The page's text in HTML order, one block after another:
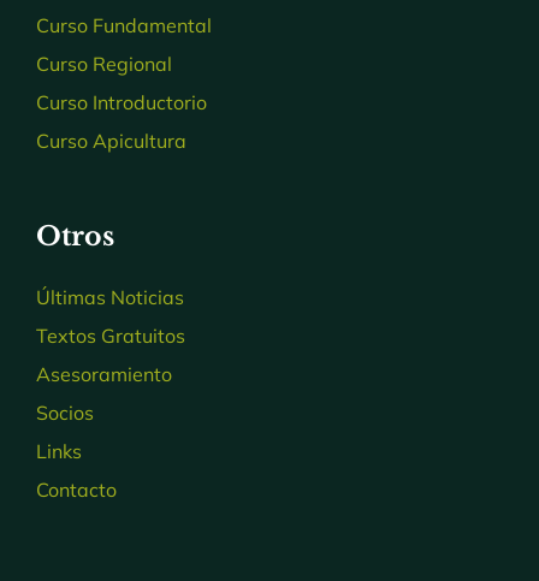
Curso Fundamental
Curso Regional
Curso Introductorio
Curso Apicultura
Otros
Últimas Noticias
Textos Gratuitos
Asesoramiento
Socios
Links
Contacto